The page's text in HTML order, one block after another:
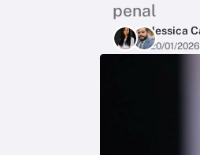
penal
Jessica
20/01/